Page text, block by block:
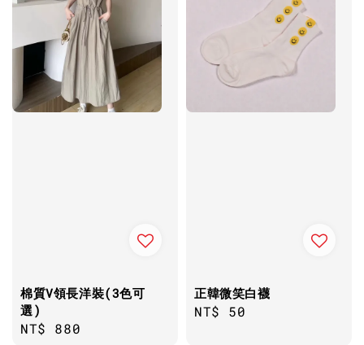
棉質V領長洋裝(3色可
選)
Regular
NT$ 880
正韓微笑白襪
Regular
NT$ 50